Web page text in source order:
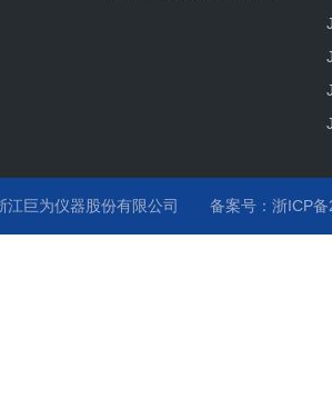
江巨为仪器股份有限公司 备案号：浙ICP